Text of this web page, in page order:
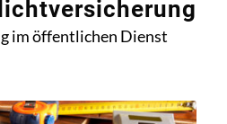
im öffentlichen Dienst